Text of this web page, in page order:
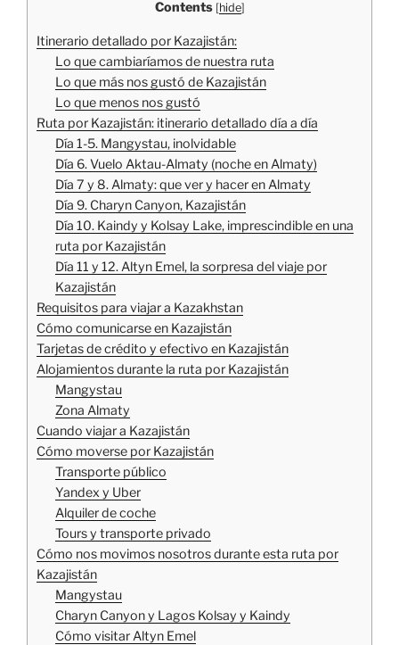
Contents [hide]
Itinerario detallado por Kazajistán:
Lo que cambiaríamos de nuestra ruta
Lo que más nos gustó de Kazajistán
Lo que menos nos gustó
Ruta por Kazajistán: itinerario detallado día a día
Día 1-5. Mangystau, inolvidable
Día 6. Vuelo Aktau-Almaty (noche en Almaty)
Día 7 y 8. Almaty: que ver y hacer en Almaty
Día 9. Charyn Canyon, Kazajistán
Día 10. Kaindy y Kolsay Lake, imprescindible en una
ruta por Kazajistán
Día 11 y 12. Altyn Emel, la sorpresa del viaje por
Kazajistán
Requisitos para viajar a Kazakhstan
Cómo comunicarse en Kazajistán
Tarjetas de crédito y efectivo en Kazajistán
Alojamientos durante la ruta por Kazajistán
Mangystau
Zona Almaty
Cuando viajar a Kazajistán
Cómo moverse por Kazajistán
Transporte público
Yandex y Uber
Alquiler de coche
Tours y transporte privado
Cómo nos movimos nosotros durante esta ruta por
Kazajistán
Mangystau
Charyn Canyon y Lagos Kolsay y Kaindy
Cómo visitar Altyn Emel